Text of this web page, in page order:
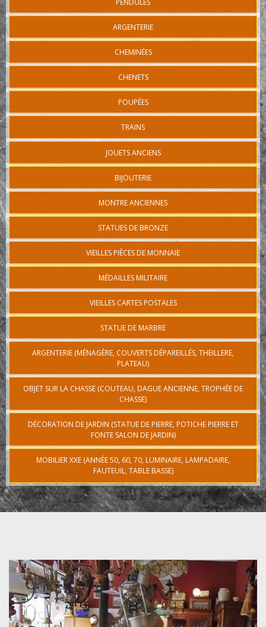
PENDULES
ARGENTERIE
CHEMINÉES
CHENETS
POUPÉES
TRAINS
JOUETS ANCIENS
BIJOUTERIE
MONTRE ANCIENNES
STATUES DE BRONZE
VIEILLES PIÈCES DE MONNAIE
MÉDAILLES MILITAIRE
VIEILLES CARTES POSTALES
STATUE DE MARBRE
ARGENTERIE (MÉNAGÈRE, COUVERTS DÉPAREILLÉS, THEILLERE,
PLATEAU)
OBJET SUR LA CHASSE (COUTEAU, DAGUE ANCIENNE, TROPHÉE DE
CHASSE)
DÉCORATION DE JARDIN (STATUE DE PIERRE, POTICHE PIERRE ET
FONTE SALON DE JARDIN)
MOBILIER XXE (ANNÉE 50, 60, 70, LUMINAIRE, LAMPADAIRE,
FAUTEUIL, TABLE BASSE)